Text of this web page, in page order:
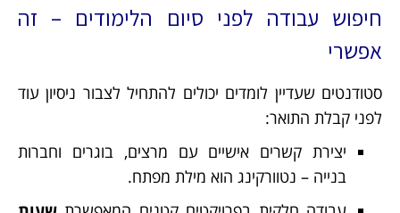
חיפוש עבודה לפני סיום הלימודים – זה
אפשרי
סטודנטים שעדיין לומדים יכולים להתחיל לצבור ניסיון עוד
לפני קבלת התואר:
יצירת קשרים אישיים עם מרצים, בוגרים וחברות
בנייה – נטוורקינג הוא מילת מפתח.